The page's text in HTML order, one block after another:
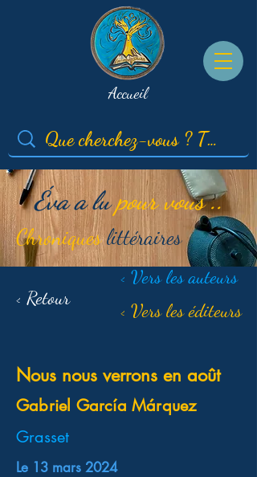
Accueil
Éva a lupour vous ..
Chroniqueslittéraires
< Retour
< Vers les auteurs
< Vers les éditeurs
Nous nous verrons en août
Gabriel García Márquez
Grasset
Le 13 mars 2024